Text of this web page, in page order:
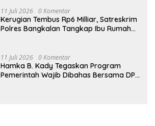
11 Juli 2026 0 Komentar
Kerugian Tembus Rp6 Milliar, Satreskrim
Polres Bangkalan Tangkap Ibu Rumah
11 Juli 2026 0 Komentar
Hamka B. Kady Tegaskan Program
Pemerintah Wajib Dibahas Bersama DPR